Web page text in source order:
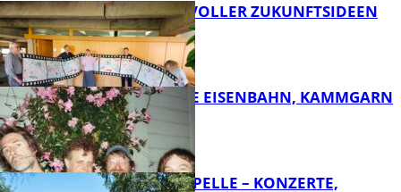
FB Kultur
FB Kultur
FILMROLLE VOLLER ZUKUNFTSIDEEN
DIE HÖCHSTE EISENBAHN, KAMMGARN
FRIEDENSKAPELLE – KONZERTE,